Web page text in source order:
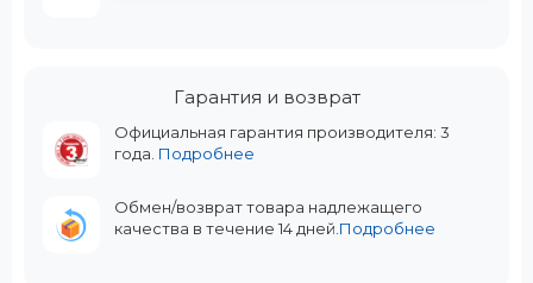
Гарантия и возврат
Официальная гарантия производителя: 3
года. Подробнее
Обмен/возврат товара надлежащего
качества в течение 14 дней. Подробнее